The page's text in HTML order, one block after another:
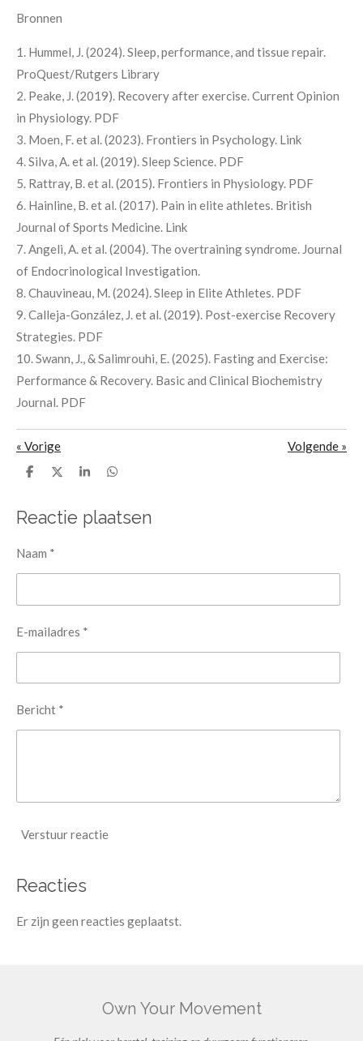
Bronnen
1. Hummel, J. (2024). Sleep, performance, and tissue repair.
ProQuest/Rutgers Library
2. Peake, J. (2019). Recovery after exercise. Current Opinion
in Physiology. PDF
3. Moen, F. et al. (2023). Frontiers in Psychology. Link
4. Silva, A. et al. (2019). Sleep Science. PDF
5. Rattray, B. et al. (2015). Frontiers in Physiology. PDF
6. Hainline, B. et al. (2017). Pain in elite athletes. British
Journal of Sports Medicine. Link
7. Angeli, A. et al. (2004). The overtraining syndrome. Journal
of Endocrinological Investigation.
8. Chauvineau, M. (2024). Sleep in Elite Athletes. PDF
9. Calleja-González, J. et al. (2019). Post-exercise Recovery
Strategies. PDF
10. Swann, J., & Salimrouhi, E. (2025). Fasting and Exercise:
Performance & Recovery. Basic and Clinical Biochemistry
Journal. PDF
« Vorige Volgende »
D
e
n
D
l
S
r
e
D
e
n
Reactie plaatsen
Naam *
E-mailadres *
Bericht *
Verstuur reactie
Reacties
Er zijn geen reacties geplaatst.
Own Your Movement